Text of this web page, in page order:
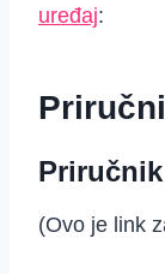
uređaj:
(Ovo je link